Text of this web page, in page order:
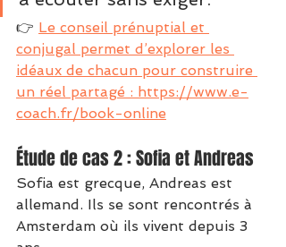
👉 Le conseil prénuptial et
conjugal permet d’explorer les
idéaux de chacun pour construire
un réel partagé : https://www.e-
coach.fr/book-online
Étude de cas 2 : Sofia et Andreas
Sofia est grecque, Andreas est
allemand. Ils se sont rencontrés à
Amsterdam où ils vivent depuis 3